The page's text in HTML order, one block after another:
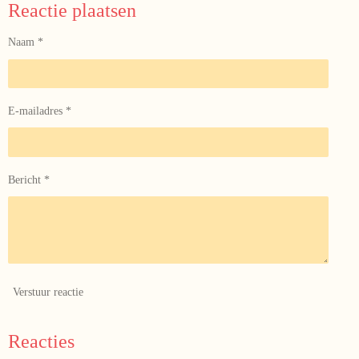
n
n
Reactie plaatsen
Naam *
E-mailadres *
Bericht *
Verstuur reactie
Reacties